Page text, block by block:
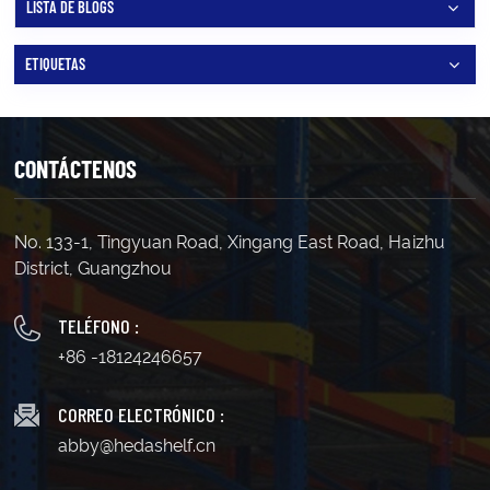
LISTA DE BLOGS
ETIQUETAS
CONTÁCTENOS
No. 133-1, Tingyuan Road, Xingang East Road, Haizhu
District, Guangzhou
TELÉFONO :
+86 -18124246657
CORREO ELECTRÓNICO :
abby@hedashelf.cn